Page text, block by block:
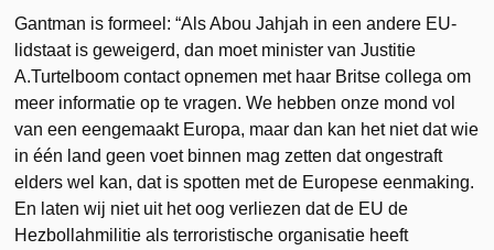
Gantman is formeel: “Als Abou Jahjah in een andere EU-
lidstaat is geweigerd, dan moet minister van Justitie
A.Turtelboom contact opnemen met haar Britse collega om
meer informatie op te vragen. We hebben onze mond vol
van een eengemaakt Europa, maar dan kan het niet dat wie
in één land geen voet binnen mag zetten dat ongestraft
elders wel kan, dat is spotten met de Europese eenmaking.
En laten wij niet uit het oog verliezen dat de EU de
Hezbollahmilitie als terroristische organisatie heeft